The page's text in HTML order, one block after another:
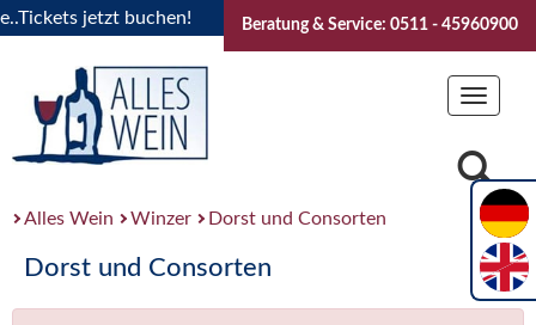
jetzt buchen! "Das Sommerfest 2026" Vive la
Beratung & Service: 0511 - 45960900
Toggle
Alles Wein Winzer Dorst und Consorten
Dorst und Consorten